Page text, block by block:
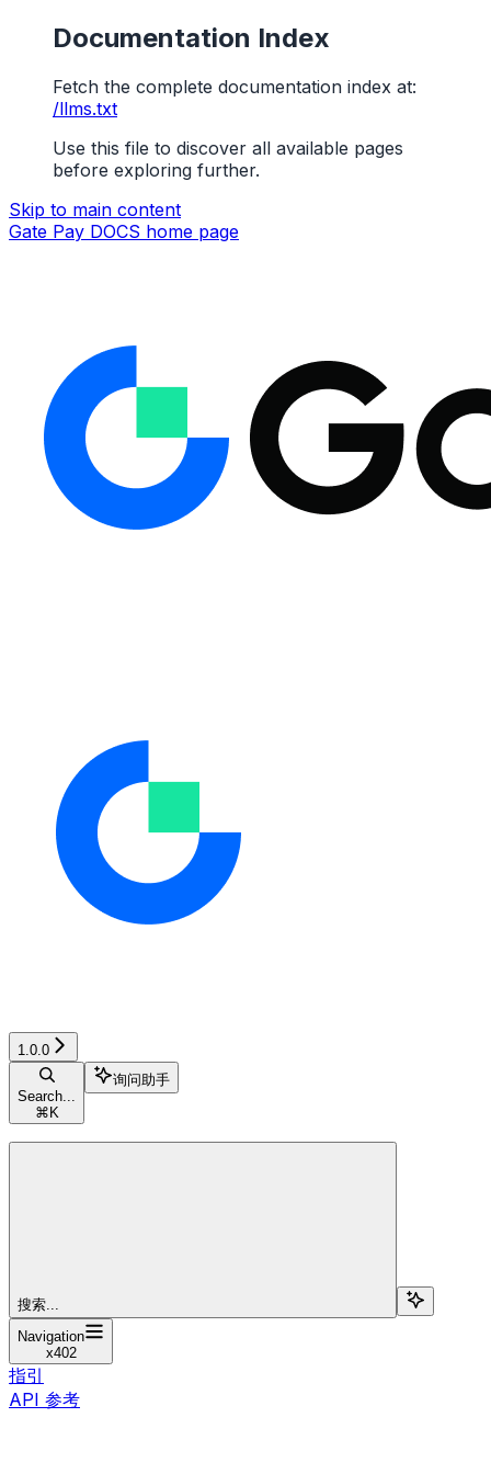
Documentation Index
Fetch the complete documentation index at:
/llms.txt
Use this file to discover all available pages
before exploring further.
Skip to main content
Gate Pay DOCS home page
1.0.0
Search...
⌘ K
询问助手
搜索...
Navigation
x402
指引
API 参考